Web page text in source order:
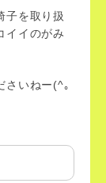
子を取り扱
イイのがみ
さいねー(^｡